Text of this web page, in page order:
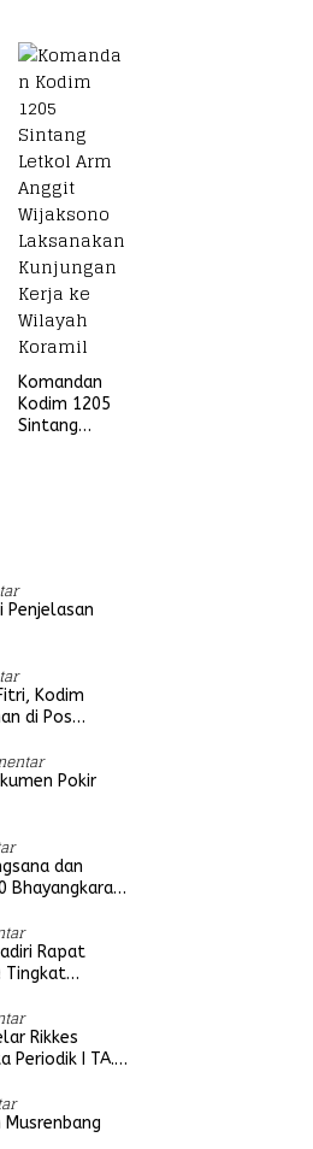
dusun Lepung
Beruang Desa
38 Kayu Lapis
Komandan
Kodim 1205
Sintang
Koramil
Penjelasan
Kodim
di Pos
Pokir
dan
Bhayangkara
Rapat
Tingkat
Rikkes
Periodik I TA.
Musrenbang